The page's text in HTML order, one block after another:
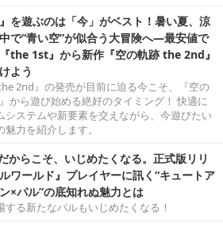
』を遊ぶのは「今」がベスト！暑い夏、涼
で“青い空”が似合う大冒険へ―最安値で
the 1st』から新作『空の軌跡 the 2nd』
よう
the 2nd』の発売が目前に迫る今こそ、『空の
から遊び始める絶好のタイミング！ 快適に
システムや新要素を交えながら、今遊びたい
力を紹介します。
からこそ、いじめたくなる。正式版リリ
ワールド』プレイヤーに訊く“キュートア
×パル”の底知れぬ魅力とは
する新たなパルもいじめたくなる！